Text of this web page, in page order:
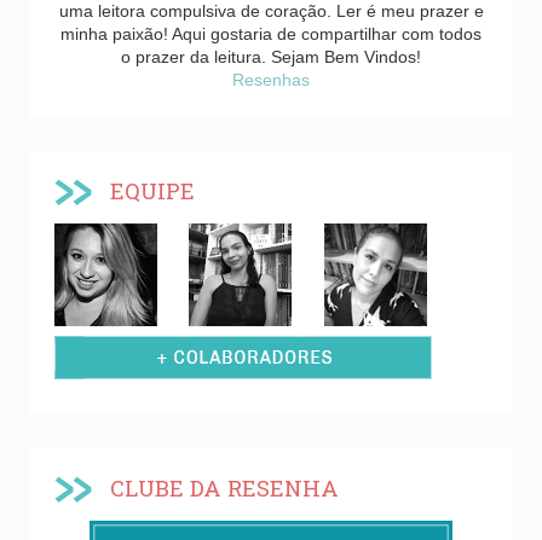
uma leitora compulsiva de coração. Ler é meu prazer e
minha paixão! Aqui gostaria de compartilhar com todos
o prazer da leitura. Sejam Bem Vindos!
Resenhas
EQUIPE
CLUBE DA RESENHA